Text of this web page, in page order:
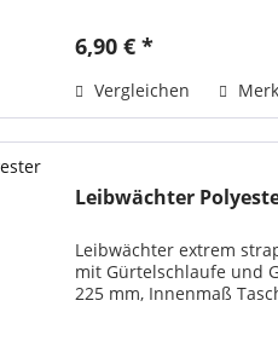
6,90 € *
Vergleichen
Leibwächter
Leibwächter extrem
mit Gürtelschlaufe und
225 mm, Innenmaß